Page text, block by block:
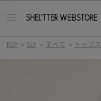
ー
TOP > SLY > すべて > トップス